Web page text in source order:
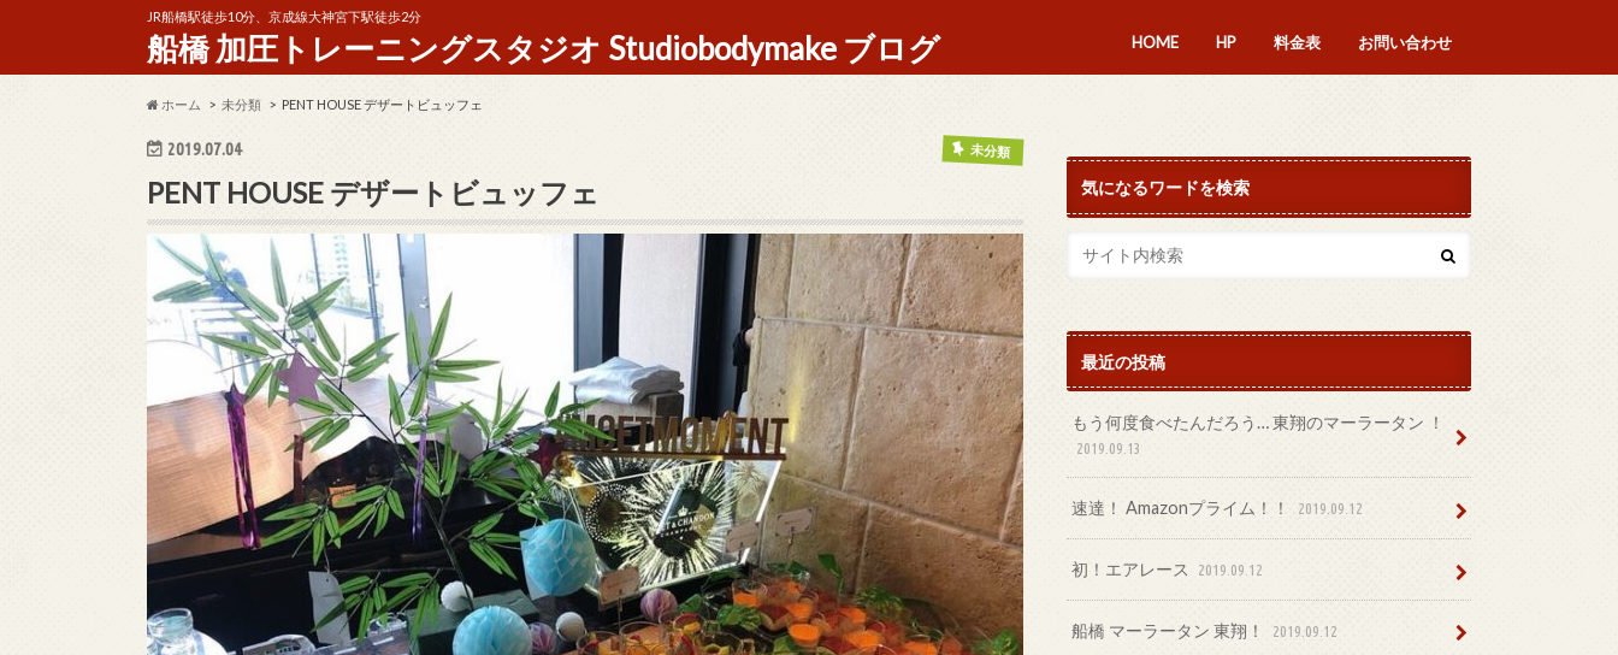
JR船橋駅徒歩10分、京成線大神宮下駅徒歩2分
船橋 加圧トレーニングスタジオ Studiobodymake ブログ HOME HP 料金表 お問い合わせ
ホーム 未分類 PENT HOUSE デザートビュッフェ
2019.07.04 未分類
PENT HOUSE デザートビュッフェ 気になるワードを検索
最近の投稿
もう何度食べたんだろう… 東翔のマーラータン ！
2019.09.13
速達！ Amazonプライム！！ 2019.09.12
初！エアレース 2019.09.12
船橋 マーラータン 東翔！ 2019.09.12